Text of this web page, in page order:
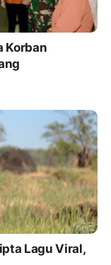
Korban
Lagu Viral,